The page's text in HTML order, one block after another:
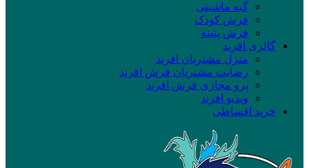
گبه ماشینی
فرش کودک
فرش پتینه
گالری افرند
منزل مشتریان افرند
رضایت مشتریان فرش افرند
پرو مجازی فرش افرند
ویدیو افرند
خرید اقساطی